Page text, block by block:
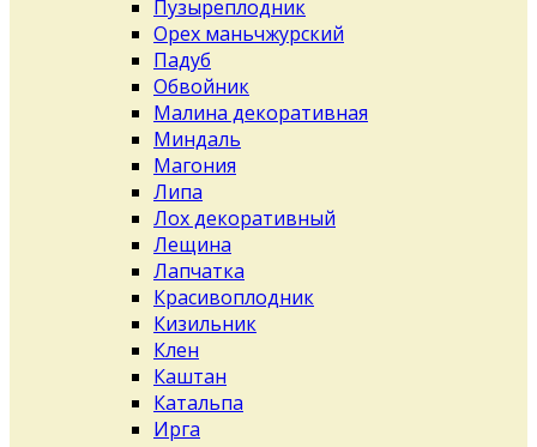
Пузыреплодник
Орех маньчжурский
Падуб
Обвойник
Малина декоративная
Миндаль
Магония
Липа
Лох декоративный
Лещина
Лапчатка
Красивоплодник
Кизильник
Клен
Каштан
Катальпа
Ирга